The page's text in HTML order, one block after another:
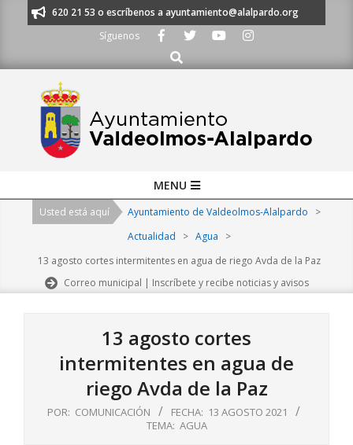
al 91 620 21 53 o escríbenos a ayuntamiento@alalpardo.org
Síguenos
Buscar
Navigation
MENU
Usted está aquí Ayuntamiento de Valdeolmos-Alalpardo
>
Actualidad
> Agua
>
13 agosto cortes intermitentes en agua de riego Avda de la Paz
Correo municipal | Inscríbete y recibe noticias y avisos
13 agosto cortes
intermitentes en agua de
riego Avda de la Paz
POR: COMUNICACIÓN FECHA: 13 AGOSTO 2021
TEMA: AGUA